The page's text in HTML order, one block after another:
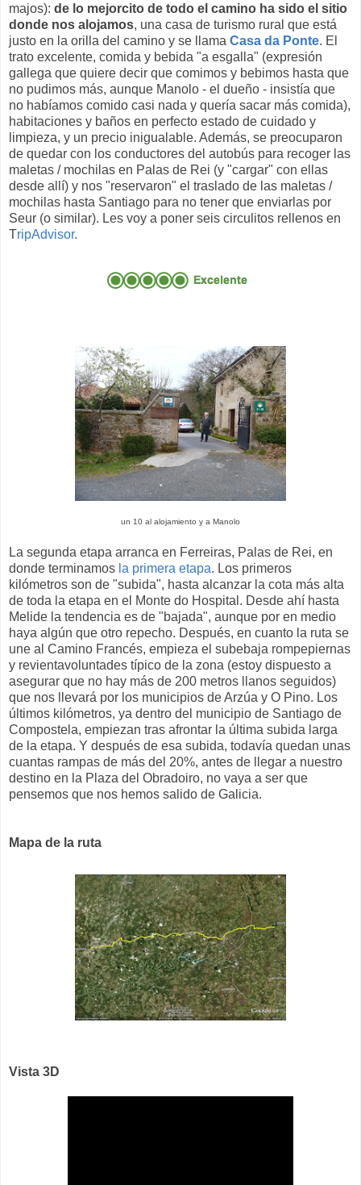
majos): de lo mejorcito de todo el camino ha sido el sitio
donde nos alojamos, una casa de turismo rural que está
justo en la orilla del camino y se llama Casa da Ponte. El
trato excelente, comida y bebida "a esgalla" (expresión
gallega que quiere decir que comimos y bebimos hasta que
no pudimos más, aunque Manolo - el dueño - insistía que
no habíamos comido casi nada y quería sacar más comida),
habitaciones y baños en perfecto estado de cuidado y
limpieza, y un precio inigualable. Además, se preocuparon
de quedar con los conductores del autobús para recoger las
maletas / mochilas en Palas de Rei (y "cargar" con ellas
desde allí) y nos "reservaron" el traslado de las maletas /
mochilas hasta Santiago para no tener que enviarlas por
Seur (o similar). Les voy a poner seis circulitos rellenos en
TripAdvisor.
un 10 al alojamiento y a Manolo
La segunda etapa arranca en Ferreiras, Palas de Rei, en
donde terminamos la primera etapa. Los primeros
kilómetros son de "subida", hasta alcanzar la cota más alta
de toda la etapa en el Monte do Hospital. Desde ahí hasta
Melide la tendencia es de "bajada", aunque por en medio
haya algún que otro repecho. Después, en cuanto la ruta se
une al Camino Francés, empieza el subebaja rompepiernas
y revientavoluntades típico de la zona (estoy dispuesto a
asegurar que no hay más de 200 metros llanos seguidos)
que nos llevará por los municipios de Arzúa y O Pino. Los
últimos kilómetros, ya dentro del municipio de Santiago de
Compostela, empiezan tras afrontar la última subida larga
de la etapa. Y después de esa subida, todavía quedan unas
cuantas rampas de más del 20%, antes de llegar a nuestro
destino en la Plaza del Obradoiro, no vaya a ser que
pensemos que nos hemos salido de Galicia.
Mapa de la ruta
Vista 3D